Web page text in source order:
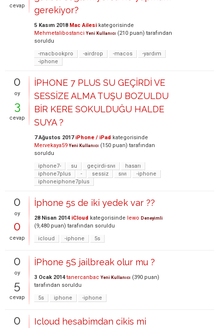
cevap
gerekiyor?
5 Kasım 2018 Mac Ailesi kategorisinde
Mehmetalibostanci Yeni Kullanıcı (210 puan) tarafından
soruldu
-macbookpro
-airdrop -macos
-yardım
-iphone
0
oy
3
cevap
İPHONE 7 PLUS SU GEÇİRDİ VE
SESSİZE ALMA TUŞU BOZULDU
BİR KERE SOKULDUĞU HALDE
SUYA ?
7 Ağustos 2017 iPhone / iPad kategorisinde
Mervekaya59 Yeni Kullanıcı (150 puan) tarafından
soruldu
iphone7-
su geçirdi-sıvı
hasarı
iphone7plus
- sessiz sıvı
-iphone
iphoneiphone7plus
0
oy
0
cevap
İphone 5s de iki yedek var ??
28 Nisan 2014 iCloud kategorisinde lewo Deneyimli
(9,480 puan) tarafından soruldu
icloud
-iphone 5s
0
oy
5
cevap
İPhone 5S jailbreak olur mu ?
3 Ocak 2014 tanercanbac Yeni Kullanıcı (390 puan)
tarafından soruldu
5s
iphone -iphone
0
Icloud hesabimdan cikis mi